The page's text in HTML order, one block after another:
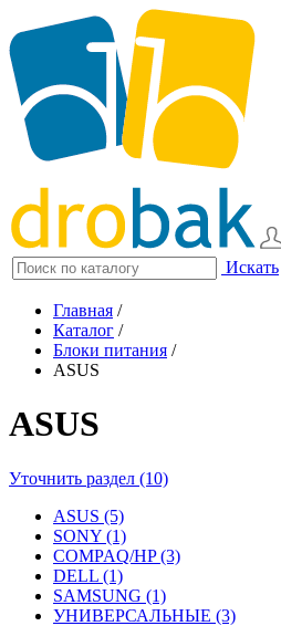
Искать
Главная /
Каталог /
Блоки питания /
ASUS
ASUS
Уточнить раздел (10)
ASUS (5)
SONY (1)
COMPAQ/HP (3)
DELL (1)
SAMSUNG (1)
УНИВЕРСАЛЬНЫЕ (3)